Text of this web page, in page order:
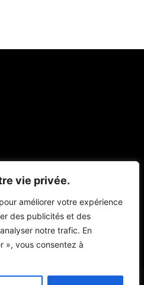
vie privée.
améliorer votre expérience
des publicités et des
notre trafic. En
», vous consentez à